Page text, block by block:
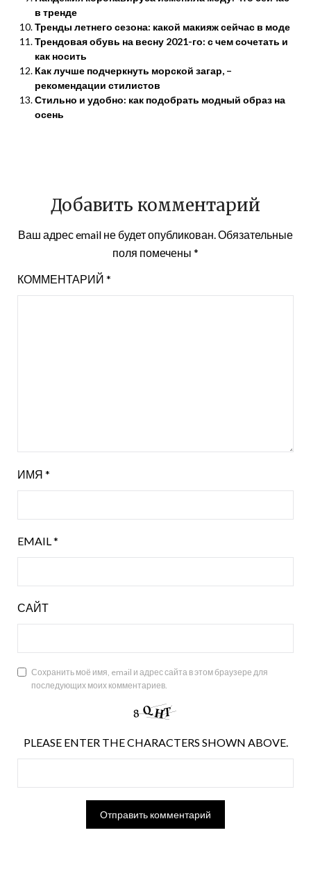
в тренде
Тренды летнего сезона: какой макияж сейчас в моде
Трендовая обувь на весну 2021-го: с чем сочетать и
как носить
Как лучше подчеркнуть морской загар, –
рекомендации стилистов
Стильно и удобно: как подобрать модный образ на
осень
Добавить комментарий
Ваш адрес email не будет опубликован.Обязательные
поля помечены *
КОММЕНТАРИЙ *
ИМЯ *
EMAIL*
САЙТ
Сохранить моё имя, email и адрес сайта в этом браузере для
последующих моих комментариев.
PLEASE ENTER THE CHARACTERS SHOWN ABOVE.